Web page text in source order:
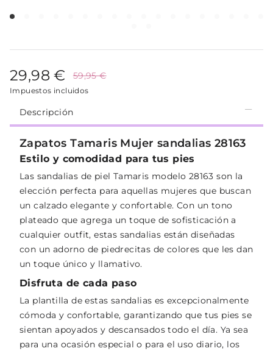
29,98 € 59,95 €
Impuestos incluidos
Descripción
Zapatos Tamaris Mujer sandalias 28163
Estilo y comodidad para tus pies
Las sandalias de piel Tamaris modelo 28163 son la
elección perfecta para aquellas mujeres que buscan
un calzado elegante y confortable. Con un tono
plateado que agrega un toque de sofisticación a
cualquier outfit, estas sandalias están diseñadas
con un adorno de piedrecitas de colores que les dan
un toque único y llamativo.
Disfruta de cada paso
La plantilla de estas sandalias es excepcionalmente
cómoda y confortable, garantizando que tus pies se
sientan apoyados y descansados todo el día. Ya sea
para una ocasión especial o para el uso diario, los